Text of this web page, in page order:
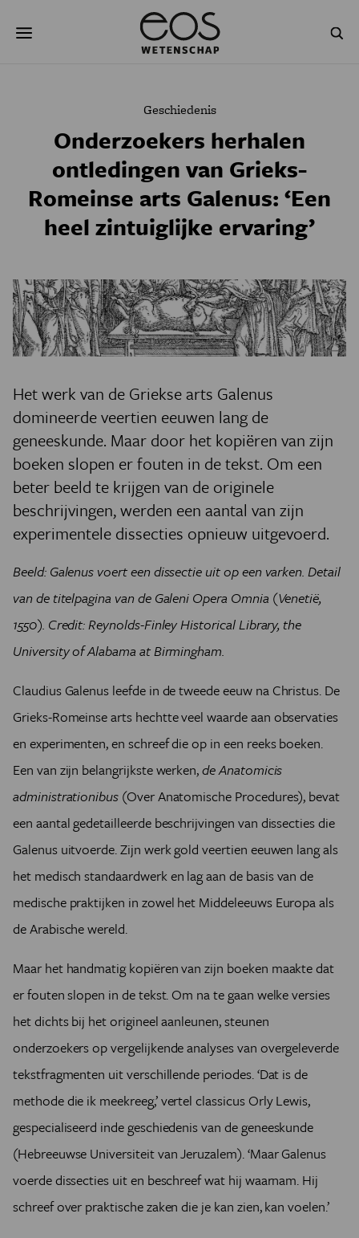
naar
NATUURWETENSCHAPPEN GESCHIEDENIS
PSYCHE & BREIN BLOGS
JONGE UITDAGERS
Geschiedenis
Onderzoekers herhalen
ontledingen van Grieks-
Romeinse arts Galenus: ‘Een
heel zintuiglijke ervaring’
Het werk van de Griekse arts Galenus
domineerde veertien eeuwen lang de
geneeskunde. Maar door het kopiëren van zijn
boeken slopen er fouten in de tekst. Om een
beter beeld te krijgen van de originele
beschrijvingen, werden een aantal van zijn
experimentele dissecties opnieuw uitgevoerd.
Beeld: Galenus voert een dissectie uit op een varken. Detail
van de titelpagina van de Galeni Opera Omnia (Venetië,
1550). Credit: Reynolds-Finley Historical Library, the
University of Alabama at Birmingham.
Claudius Galenus leefde in de tweede eeuw na Christus. De
Grieks-Romeinse arts hechtte veel waarde aan observaties
en experimenten, en schreef die op in een reeks boeken.
Een van zijn belangrijkste werken,de Anatomicis
administrationibus (Over Anatomische Procedures), bevat
een aantal gedetailleerde beschrijvingen van dissecties die
Galenus uitvoerde. Zijn werk gold veertien eeuwen lang als
het medisch standaardwerk en lag aan de basis van de
medische praktijken in zowel het Middeleeuws Europa als
de Arabische wereld.
Maar het handmatig kopiëren van zijn boeken maakte dat
er fouten slopen in de tekst. Om na te gaan welke versies
het dichts bij het origineel aanleunen, steunen
onderzoekers op vergelijkende analyses van overgeleverde
tekstfragmenten uit verschillende periodes. ‘Dat is de
methode die ik meekreeg,’ vertel classicus Orly Lewis,
gespecialiseerd inde geschiedenis van de geneeskunde
(Hebreeuwse Universiteit van Jeruzalem). ‘Maar Galenus
voerde dissecties uit en beschreef wat hij waarnam. Hij
schreef over praktische zaken die je kan zien, kan voelen.’